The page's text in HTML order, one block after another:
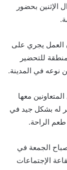
الإثنين بحضور
العمل يجري على
للتحضير
نوعه في المدينة.
معها
له بشكل جيد في
الراحة.
الجمعة في
الإجتماعات